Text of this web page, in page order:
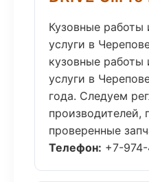
Кузовные работы
услуги в
кузовные работы
услуги в
года. Следуем
производителей,
проверенные
Телефон: +7-